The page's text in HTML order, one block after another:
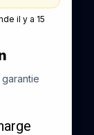
il y a 15